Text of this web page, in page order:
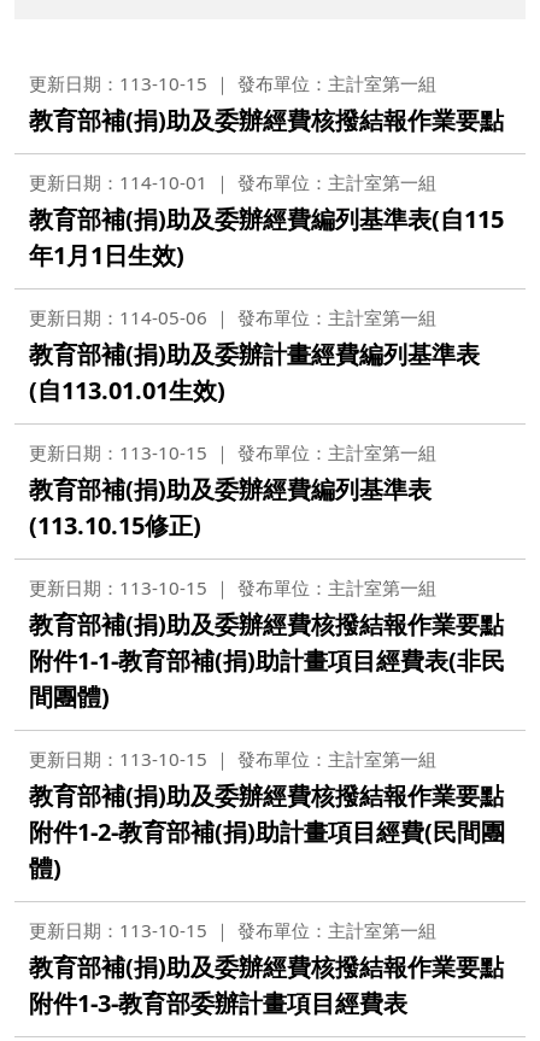
更新日期：113-10-15 發布單位：主計室第一組
教育部補(捐)助及委辦經費核撥結報作業要點
更新日期：114-10-01 發布單位：主計室第一組
教育部補(捐)助及委辦經費編列基準表(自115
年1月1日生效)
更新日期：114-05-06 發布單位：主計室第一組
教育部補(捐)助及委辦計畫經費編列基準表
(自113.01.01生效)
更新日期：113-10-15 發布單位：主計室第一組
教育部補(捐)助及委辦經費編列基準表
(113.10.15修正)
更新日期：113-10-15 發布單位：主計室第一組
教育部補(捐)助及委辦經費核撥結報作業要點
附件1-1-教育部補(捐)助計畫項目經費表(非民
間團體)
更新日期：113-10-15 發布單位：主計室第一組
教育部補(捐)助及委辦經費核撥結報作業要點
附件1-2-教育部補(捐)助計畫項目經費(民間團
體)
更新日期：113-10-15 發布單位：主計室第一組
教育部補(捐)助及委辦經費核撥結報作業要點
附件1-3-教育部委辦計畫項目經費表